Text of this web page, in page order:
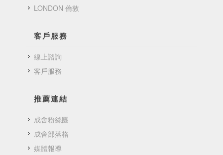
LONDON 倫敦
客戶服務
線上諮詢
客戶服務
推薦連結
成舍粉絲團
成舍部落格
媒體報導